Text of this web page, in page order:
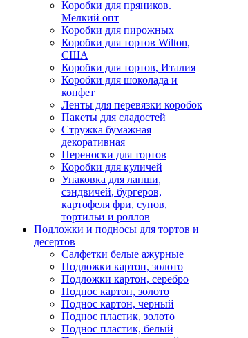
Коробки для пряников.
Мелкий опт
Коробки для пирожных
Коробки для тортов Wilton,
США
Коробки для тортов, Италия
Коробки для шоколада и
конфет
Ленты для перевязки коробок
Пакеты для сладостей
Стружка бумажная
декоративная
Переноски для тортов
Коробки для куличей
Упаковка для лапши,
сэндвичей, бургеров,
картофеля фри, супов,
тортильи и роллов
Подложки и подносы для тортов и
десертов
Салфетки белые ажурные
Подложки картон, золото
Подложки картон, серебро
Поднос картон, золото
Поднос картон, черный
Поднос пластик, золото
Поднос пластик, белый